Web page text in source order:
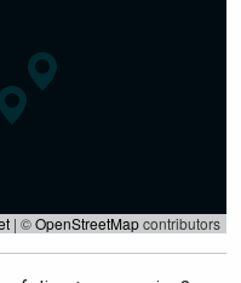
| ©OpenStreetMapcontributors